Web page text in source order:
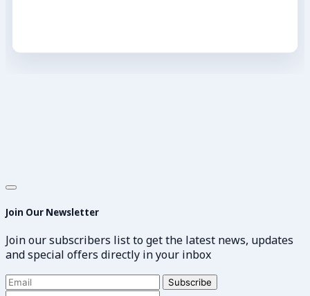
Join Our Newsletter
Join our subscribers list to get the latest news, updates
and special offers directly in your inbox
Subscribe